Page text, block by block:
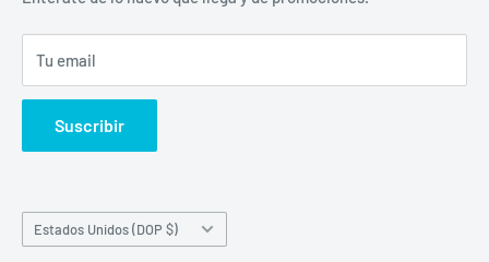
Términos del servicio
Política de reembolso
Tu email
Suscribir
País/región
Estados Unidos (DOP $)